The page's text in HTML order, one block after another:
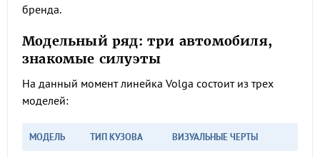
бренда.
Модельный ряд: три автомобиля,
знакомые силуэты
На данный момент линейка Volga состоит из трех
моделей:
МОДЕЛЬ ТИП КУЗОВА ВИЗУАЛЬНЫЕ ЧЕРТЫ